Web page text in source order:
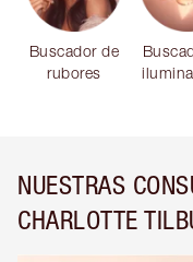
Buscador de
rubores
NUESTRAS
CHARLOTTE